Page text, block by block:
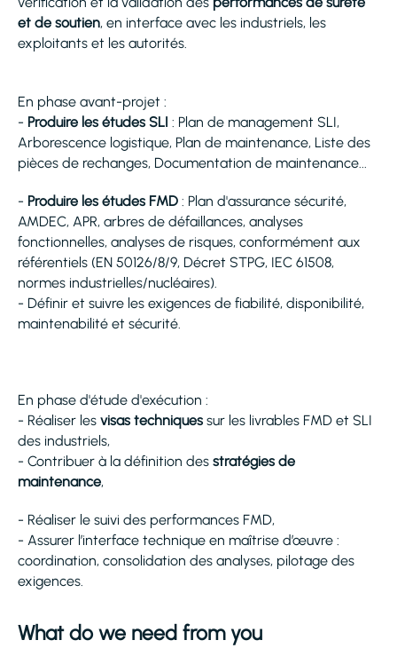
et de soutien, en interface avec les industriels, les
exploitants et les autorités.
En phase avant-projet :
- Produire les études SLI : Plan de management SLI,
Arborescence logistique, Plan de maintenance, Liste des
pièces de rechanges, Documentation de maintenance...
- Produire les études FMD : Plan d'assurance sécurité,
AMDEC, APR, arbres de défaillances, analyses
fonctionnelles, analyses de risques, conformément aux
référentiels (EN 50126/8/9, Décret STPG, IEC 61508,
normes industrielles/nucléaires).
- Définir et suivre les exigences de fiabilité, disponibilité,
maintenabilité et sécurité.
En phase d'étude d'exécution :
- Réaliser les visas techniques sur les livrables FMD et SLI
des industriels,
- Contribuer à la définition des stratégies de
maintenance,
- Réaliser le suivi des performances FMD,
- Assurer l’interface technique en maîtrise d’œuvre :
coordination, consolidation des analyses, pilotage des
exigences.
What do we need from you